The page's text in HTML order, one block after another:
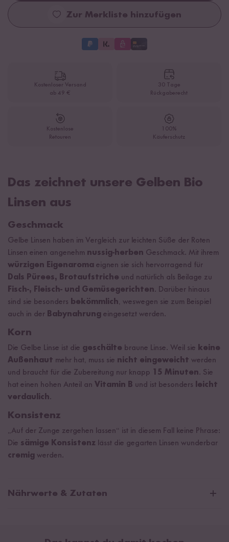
Zur Merkliste hinzufügen
Kostenloser Versand
ab 49 €
30 Tage
Rückgaberecht
Kostenlose
Retouren
100%
Käuferschutz
Das zeichnet unsere Gelben Bio
Linsen aus
Geschmack
Gelbe Linsen haben im Vergleich zur leichten Süße der Roten
Linsen einen angenehm nussig-herben Geschmack. Mit ihrem
würzigen Eigenaroma eignen sie sich hervorragend für
Dals Pürees, Brotaufstriche und natürlich als Beilage zu
Fisch-, Fleisch- und Gemüsegerichten. Darüber hinaus
sind sie besonders bekömmlich, weswegen sie zum Beispiel
auch in der Babynahrung eingesetzt werden.
Korn
Die Gelbe Linse ist die geschälte braune Linse. Weil sie keine
Außenhaut mehr hat, muss sie nicht eingeweicht werden
und braucht für die Zubereitung nur knapp
15 Minuten. Sie
hat einen hohen Anteil an Vitamin B und ist besonders
leicht
verdaulich.
Konsistenz
„Auf der Zunge zergehen lassen“ ist in diesem Fall keine Phrase:
Die sämige Konsistenz lässt die gegarten Linsen wunderbar
cremig werden.
Nährwerte & Zutaten